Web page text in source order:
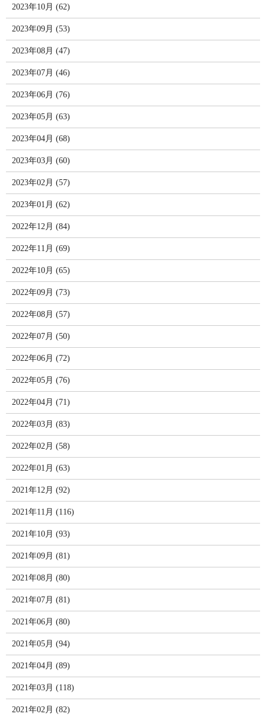
2023年10月 (62)
2023年09月 (53)
2023年08月 (47)
2023年07月 (46)
2023年06月 (76)
2023年05月 (63)
2023年04月 (68)
2023年03月 (60)
2023年02月 (57)
2023年01月 (62)
2022年12月 (84)
2022年11月 (69)
2022年10月 (65)
2022年09月 (73)
2022年08月 (57)
2022年07月 (50)
2022年06月 (72)
2022年05月 (76)
2022年04月 (71)
2022年03月 (83)
2022年02月 (58)
2022年01月 (63)
2021年12月 (92)
2021年11月 (116)
2021年10月 (93)
2021年09月 (81)
2021年08月 (80)
2021年07月 (81)
2021年06月 (80)
2021年05月 (94)
2021年04月 (89)
2021年03月 (118)
2021年02月 (82)